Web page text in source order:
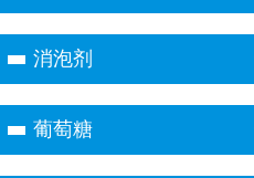
消泡剂
葡萄糖